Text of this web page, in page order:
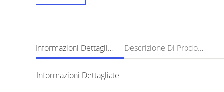
Informazioni Dettagliate Descrizione Di Prodotto
Informazioni Dettagliate